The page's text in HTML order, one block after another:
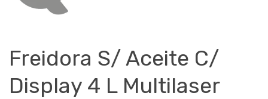
Freidora S/ Aceite C/
Display 4 L Multilaser